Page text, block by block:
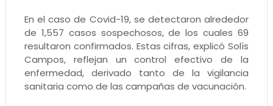
En el caso de Covid-19, se detectaron alrededor
de 1,557 casos sospechosos, de los cuales 69
resultaron confirmados. Estas cifras, explicó Solís
Campos, reflejan un control efectivo de la
enfermedad, derivado tanto de la vigilancia
sanitaria como de las campañas de vacunación.